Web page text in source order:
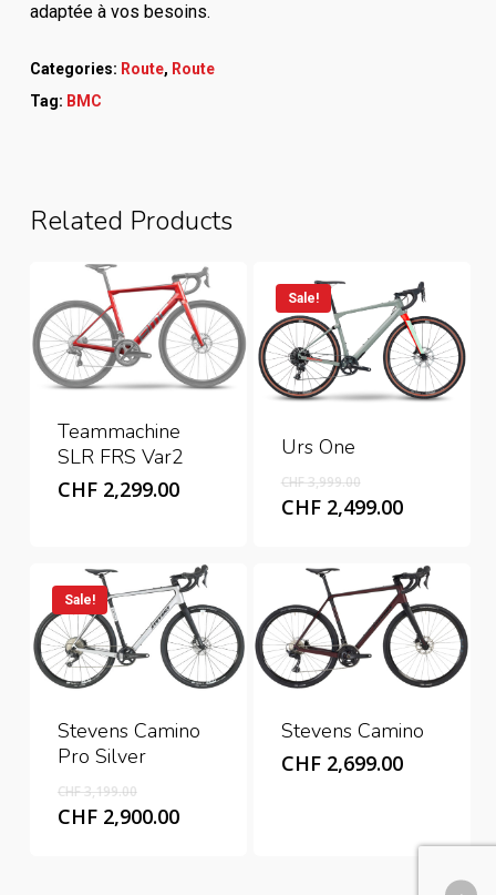
adaptée à vos besoins.
Categories: Route, Route
Tag: BMC
Related Products
Teammachine
SLR FRS Var2
CHF2,299.00
Sale!
Urs One
CHF3,999.00Original
price
CHF2,499.00Current
CHF
Sale!
Stevens Camino
Pro Silver
CHF3,199.00Original
price
CHF2,900.00Current
Stevens Camino
CHF2,699.00